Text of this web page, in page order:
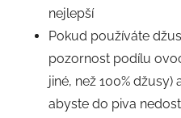
nejlepší
Pokud používáte
pozornost podílu
jiné, než 100%
abyste do piva